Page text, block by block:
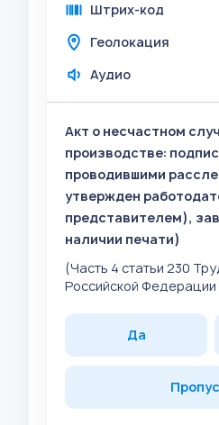
Штрих-код
Геолокация
Аудио
Акт о несчастном
производстве:
проводившими
утвержден
представителем),
наличии печати)
(Часть 4 статьи 230
Российской Федерации
Да